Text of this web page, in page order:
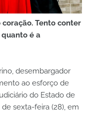
Tento conter
é a
desembargador
ao esforço de
do Estado de
sexta-feira (28), em